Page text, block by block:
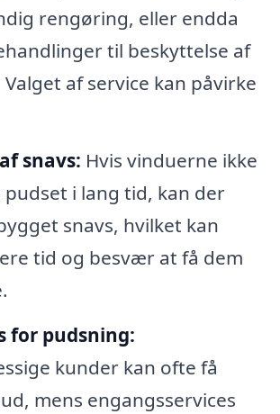
rengøring, eller endda
til beskyttelse af
af service kan påvirke
snavs: Hvis vinduerne ikke
i lang tid, kan der
snavs, hvilket kan
tid og besvær at få dem
for pudsning:
kunder kan ofte få
mens engangsservices